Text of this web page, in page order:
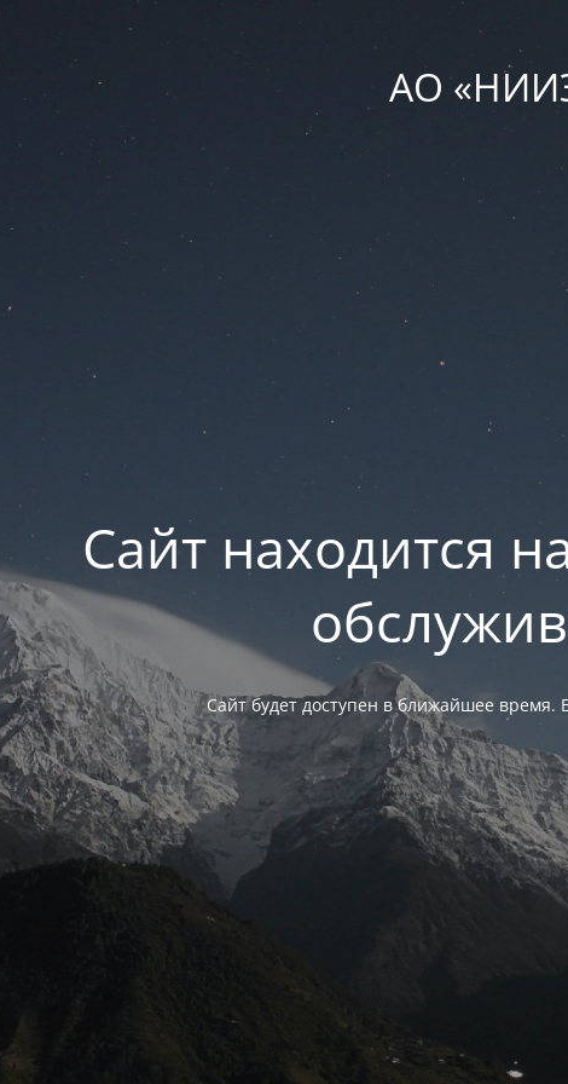
АО
Сайт находится
Сайт будет доступен в ближайшее время.